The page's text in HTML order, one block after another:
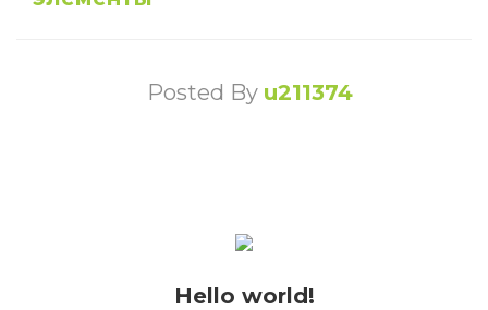
Posted By u211374
Hello world!